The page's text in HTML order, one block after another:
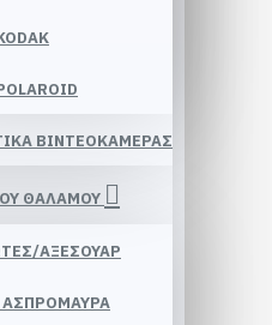
ΒΙΝΤΕΟΚΑΜΕΡΑΣ
ΘΑΛΑΜΟΥ
ΑΞΕΣΟΥΑΡ
ΑΣΠΡΟΜΑΥΡΑ